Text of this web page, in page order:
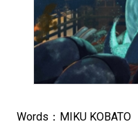
Words：MIKU KOBATO